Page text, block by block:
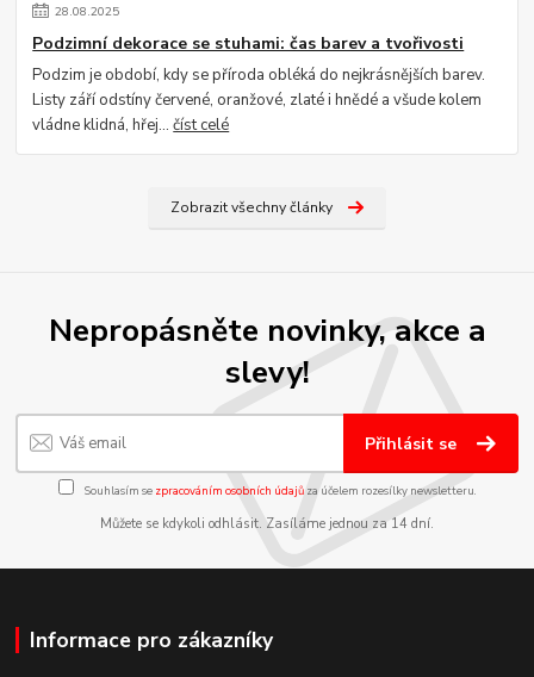
28.08.2025
Podzimní dekorace se stuhami: čas barev a tvořivosti
Podzim je období, kdy se příroda obléká do nejkrásnějších barev.
Listy září odstíny červené, oranžové, zlaté i hnědé a všude kolem
vládne klidná, hřej...číst celé
Zobrazit všechny články
Nepropásněte novinky, akce a
slevy!
Přihlásit se
Souhlasím se zpracováním osobních údajůza účelem rozesílky newsletteru.
Můžete se kdykoli odhlásit. Zasíláme jednou za 14 dní.
Informace pro zákazníky